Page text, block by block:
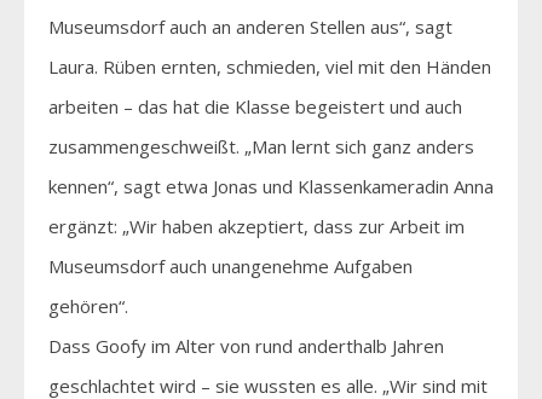
Museumsdorf auch an anderen Stellen aus“, sagt
Laura. Rüben ernten, schmieden, viel mit den Händen
arbeiten – das hat die Klasse begeistert und auch
zusammengeschweißt. „Man lernt sich ganz anders
kennen“, sagt etwa Jonas und Klassenkameradin Anna
ergänzt: „Wir haben akzeptiert, dass zur Arbeit im
Museumsdorf auch unangenehme Aufgaben
gehören“.
Dass Goofy im Alter von rund anderthalb Jahren
geschlachtet wird – sie wussten es alle. „Wir sind mit